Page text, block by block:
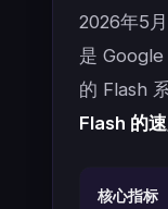
2026年5
是
的 Flash
Flash 的
核心指标